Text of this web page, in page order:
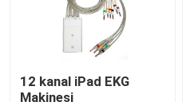
12 kanal iPad EKG
Makinesi